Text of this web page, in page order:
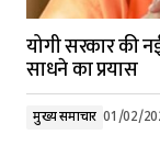
योगी सरकार की
साधने का प्रयास
मुख्य समाचार 01/02/